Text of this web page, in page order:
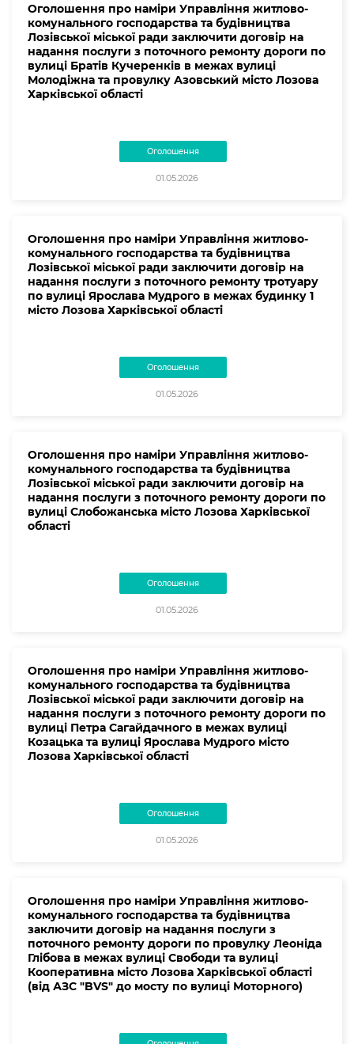
Оголошення про наміри Управління житлово-
комунального господарства та будівництва
Лозівської міської ради заключити договір на
надання послуги з поточного ремонту дороги по
вулиці Братів Кучеренків в межах вулиці
Молодіжна та провулку Азовський місто Лозова
Харківської області
Оголошення
01.05.2026
Оголошення про наміри Управління житлово-
комунального господарства та будівництва
Лозівської міської ради заключити договір на
надання послуги з поточного ремонту тротуару
по вулиці Ярослава Мудрого в межах будинку 1
місто Лозова Харківської області
Оголошення
01.05.2026
Оголошення про наміри Управління житлово-
комунального господарства та будівництва
Лозівської міської ради заключити договір на
надання послуги з поточного ремонту дороги по
вулиці Слобожанська місто Лозова Харківської
області
Оголошення
01.05.2026
Оголошення про наміри Управління житлово-
комунального господарства та будівництва
Лозівської міської ради заключити договір на
надання послуги з поточного ремонту дороги по
вулиці Петра Сагайдачного в межах вулиці
Козацька та вулиці Ярослава Мудрого місто
Лозова Харківської області
Оголошення
01.05.2026
Оголошення про наміри Управління житлово-
комунального господарства та будівництва
заключити договір на надання послуги з
поточного ремонту дороги по провулку Леоніда
Глібова в межах вулиці Свободи та вулиці
Кооперативна місто Лозова Харківської області
(від АЗС "BVS" до мосту по вулиці Моторного)